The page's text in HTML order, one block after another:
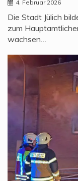
4. Februar 2026
Die Stadt Jülich
zum
wachsen…